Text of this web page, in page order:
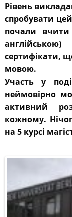
Рівень
спробувати
почали
сертифікати,
мовою.
Участь у
неймовірно
активний
кожному.
на 5 курсі